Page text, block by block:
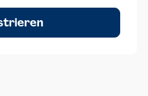
von jeweils einer
alle Richtungen